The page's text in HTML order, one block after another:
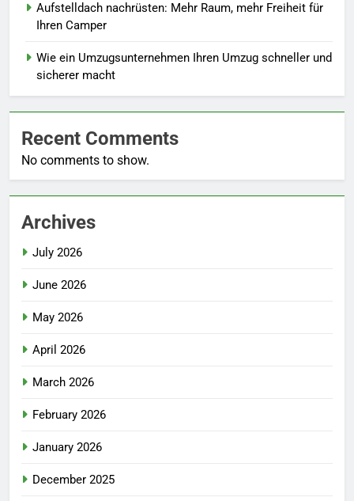
Aufstelldach nachrüsten: Mehr Raum, mehr Freiheit für
Ihren Camper
Wie ein Umzugsunternehmen Ihren Umzug schneller und
sicherer macht
Recent Comments
No comments to show.
Archives
July 2026
June 2026
May 2026
April 2026
March 2026
February 2026
January 2026
December 2025